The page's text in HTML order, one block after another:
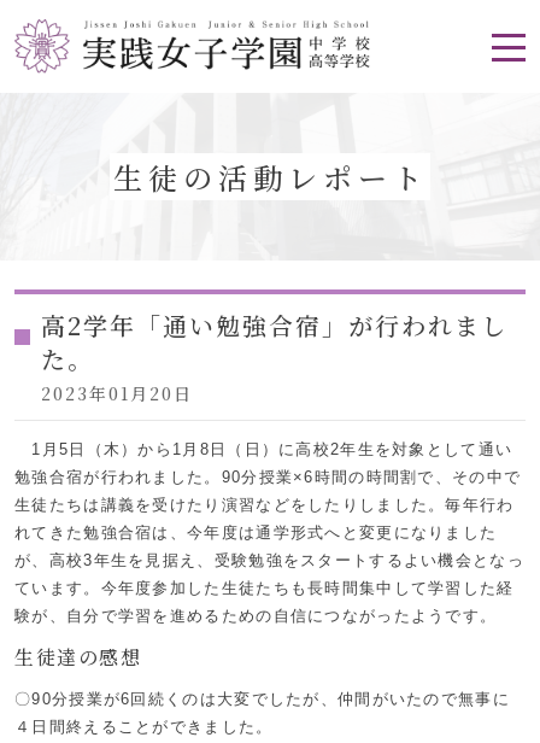
生徒の活動レポート
高2学年「通い勉強合宿」が行われまし
た。
2023年01月20日
1月5日（木）から1月8日（日）に高校2年生を対象として通い
勉強合宿が行われました。90分授業×6時間の時間割で、その中で
生徒たちは講義を受けたり演習などをしたりしました。毎年行わ
れてきた勉強合宿は、今年度は通学形式へと変更になりました
が、高校3年生を見据え、受験勉強をスタートするよい機会となっ
ています。今年度参加した生徒たちも長時間集中して学習した経
験が、自分で学習を進めるための自信につながったようです。
生徒達の感想
〇90分授業が6回続くのは大変でしたが、仲間がいたので無事に
４日間終えることができました。